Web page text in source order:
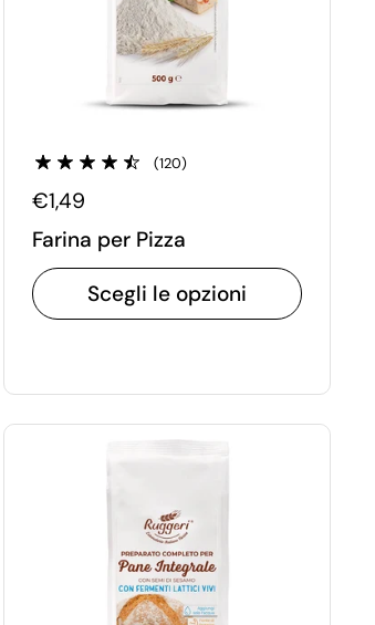
(120)
€1,49
Farina per Pizza
Scegli le opzioni